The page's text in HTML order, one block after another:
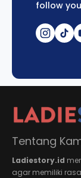
follow
Tentang
Ladiestory.id
agar memiliki